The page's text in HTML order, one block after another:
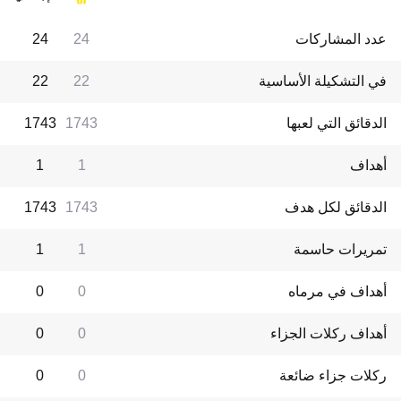
عدد المشاركات 24
24
في التشكيلة الأساسية 22
22
الدقائق التي لعبها 1743
1743
أهداف 1
1
الدقائق لكل هدف 1743
1743
تمريرات حاسمة 1
1
أهداف في مرماه 0
0
أهداف ركلات الجزاء 0
0
ركلات جزاء ضائعة 0
0